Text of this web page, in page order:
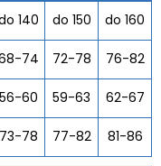
140 do 150
do 160
74 72-78
76-82
56-60 59-63
62-67
73-78 77-82 81-86